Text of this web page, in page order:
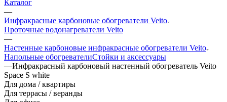
Каталог
—
Инфракрасные карбоновые обогреватели Veito
Проточные водонагреватели Veito
—
Настенные карбоновые инфракрасные обогреватели Veito
Напольные обогревателиСтойки и аксессуары
—Инфракрасный карбоновый настенный обогреватель Veito
Space S white
Для дома / квартиры
Для террасы / веранды